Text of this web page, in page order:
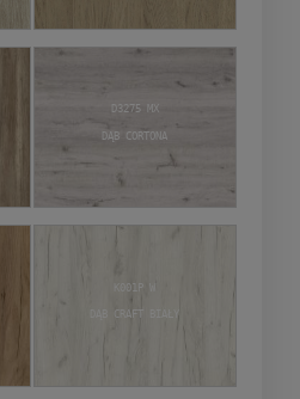
Dąb Cortona
D3275 MX
Dąb craft biały
K001P W